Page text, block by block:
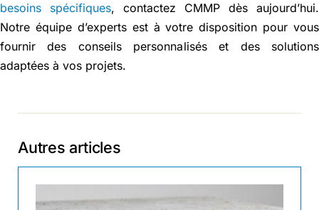
besoins spécifiques, contactez CMMP dès aujourd’hui.
Notre équipe d’experts est à votre disposition pour vous
fournir des conseils personnalisés et des solutions
adaptées à vos projets.
Autres articles